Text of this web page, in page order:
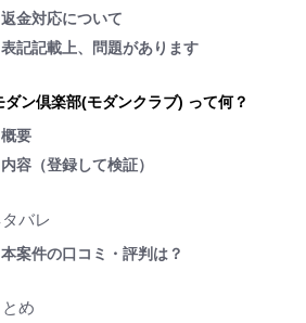
返金対応について
表記記載上、問題があります
ダン倶楽部(モダンクラブ) って何？
概要
内容（登録して検証）
バレ
本案件の口コミ・評判は？
とめ